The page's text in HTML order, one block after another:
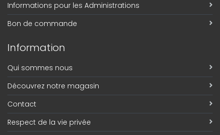
Informations pour les Administrations
Bon de commande
Information
Qui sommes nous
Découvrez notre magasin
Contact
Respect de la vie privée